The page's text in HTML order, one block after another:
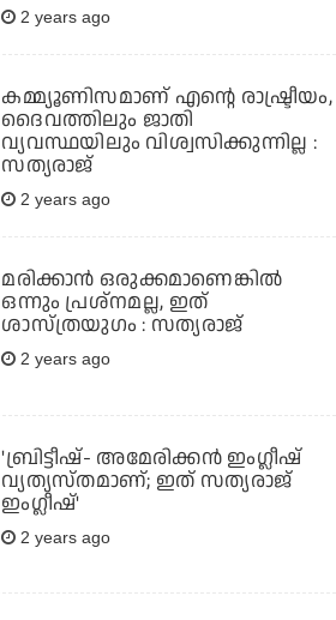
2 years ago
കമ്മ്യൂണിസമാണ് എന്റെ രാഷ്ട്രീയം,
ദൈവത്തിലും ജാതി
വ്യവസ്ഥയിലും വിശ്വസിക്കുന്നില്ല :
സത്യരാജ്
2 years ago
മരിക്കാന്‍ ഒരുക്കമാണെങ്കില്‍
ഒന്നും പ്രശ്‌നമല്ല, ഇത്‌
ശാസ്ത്രയുഗം : സത്യരാജ്
2 years ago
'ബ്രിട്ടീഷ്- അമേരിക്കൻ ഇംഗ്ലീഷ്
വ്യത്യസ്തമാണ്; ഇത് സത്യരാജ്
ഇംഗ്ലീഷ്'
2 years ago